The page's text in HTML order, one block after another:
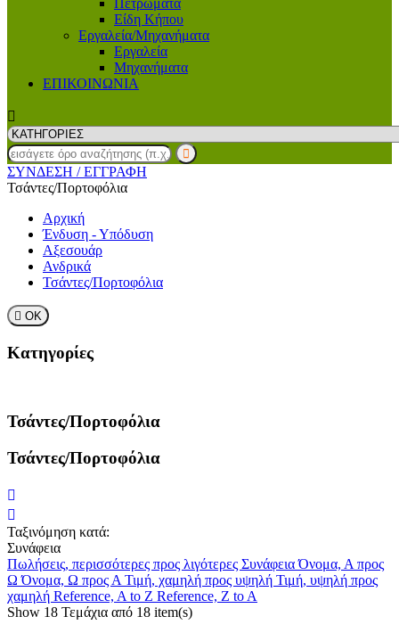
Πετρώματα
Είδη Κήπου
Εργαλεία/Μηχανήματα
Εργαλεία
Μηχανήματα
ΕΠΙΚΟΙΝΩΝΙΑ
ΣΥΝΔΕΣΗ / ΕΓΓΡΑΦΗ
Τσάντες/Πορτοφόλια
Αρχική
Ένδυση - Υπόδυση
Αξεσουάρ
Ανδρικά
Τσάντες/Πορτοφόλια
 ΟΚ
Κατηγορίες
Τσάντες/Πορτοφόλια
Τσάντες/Πορτοφόλια
Ταξινόμηση κατά:
Συνάφεια
Πωλήσεις, περισσότερες προς λιγότερες ΣυνάφειαΌνομα, Α προς
ΩΌνομα, Ω προς Α Τιμή, χαμηλή προς υψηλή Τιμή, υψηλή προς
χαμηλή Reference, A to Z Reference, Z to A
Show 18 Τεμάχια από 18 item(s)